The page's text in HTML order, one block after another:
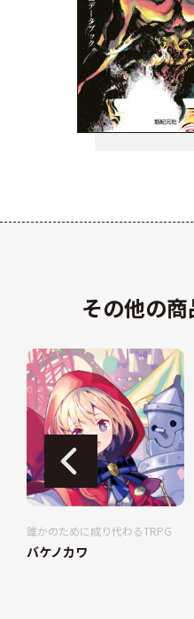
その他の商
誰かのために成り代わるTRPG
バケノカワ